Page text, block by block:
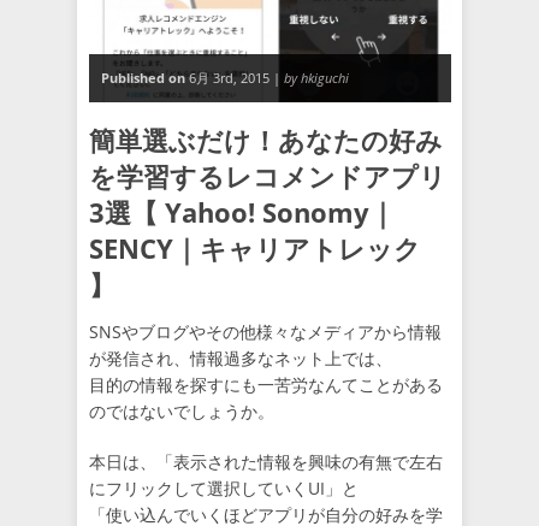
Published on 6月 3rd, 2015 | by hkiguchi
簡単選ぶだけ！あなたの好み
を学習するレコメンドアプリ
3選【 Yahoo! Sonomy｜
SENCY｜キャリアトレック
】
SNSやブログやその他様々なメディアから情報
が発信され、情報過多なネット上では、
目的の情報を探すにも一苦労なんてことがある
のではないでしょうか。
本日は、「表示された情報を興味の有無で左右
にフリックして選択していくUI」と
「使い込んでいくほどアプリが自分の好みを学